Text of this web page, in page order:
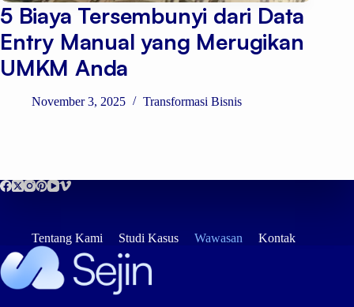
5 Biaya Tersembunyi dari Data
Entry Manual yang Merugikan
UMKM Anda
November 3, 2025 Transformasi Bisnis
Tentang Kami Studi Kasus Wawasan Kontak